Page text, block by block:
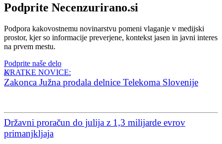
Podprite Necenzurirano.si
Podpora kakovostnemu novinarstvu pomeni vlaganje v medijski
prostor, kjer so informacije preverjene, kontekst jasen in javni interes
na prvem mestu.
Podprite naše delo
KRATKE NOVICE:
Zakonca Južna prodala delnice Telekoma Slovenije
Državni proračun do julija z 1,3 milijarde evrov
primanjkljaja